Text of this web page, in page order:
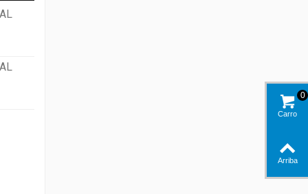
Carro
0
Arriba